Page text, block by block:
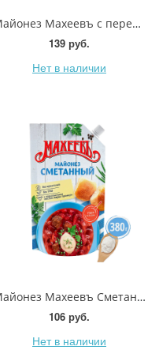
Майонез Махеевъ с перепелиным яйцом 67% 380мл
139 руб.
Нет в наличии
Майонез Махеевъ Сметанный 50.5% 380мл
106 руб.
Нет в наличии